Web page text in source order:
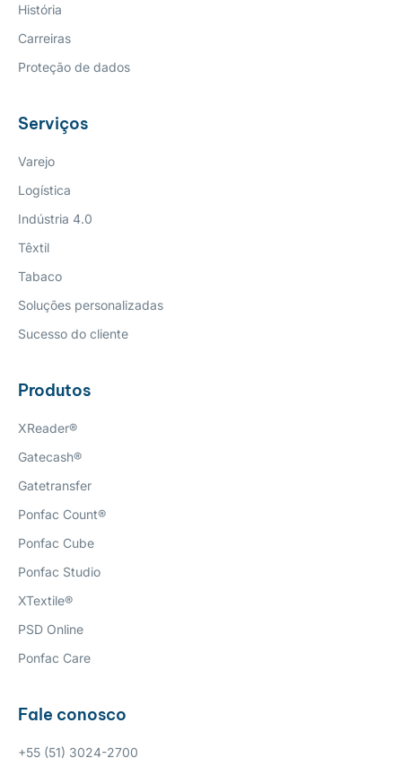
História
Carreiras
Proteção de dados
Serviços
Varejo
Logística
Indústria 4.0
Têxtil
Tabaco
Soluções personalizadas
Sucesso do cliente
Produtos
XReader®
Gatecash®
Gatetransfer
Ponfac Count®
Ponfac Cube
Ponfac Studio
XTextile®
PSD Online
Ponfac Care
Fale conosco
+55 (51) 3024-2700